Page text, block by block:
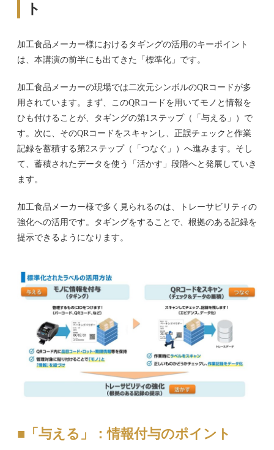
ト
加工食品メーカー様におけるタギングの活用のキーポイント
は、本講演の前半にも出てきた「標準化」です。
加工食品メーカーの現場では二次元シンボルのQRコードが多
用されています。まず、このQRコードを用いてモノと情報を
ひも付けることが、タギングの第1ステップ（「与える」）で
す。次に、そのQRコードをスキャンし、正誤チェックと作業
記録を蓄積する第2ステップ（「つなぐ」）へ進みます。そし
て、蓄積されたデータを使う「活かす」段階へと発展していき
ます。
加工食品メーカー様で多く見られるのは、トレーサビリティの
強化への活用です。タギングをすることで、根拠のある記録を
提示できるようになります。
■「与える」：情報付与のポイント